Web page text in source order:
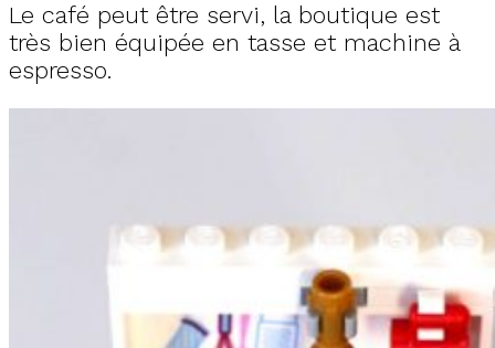
Le café peut être servi, la boutique est
très bien équipée en tasse et machine à
espresso.